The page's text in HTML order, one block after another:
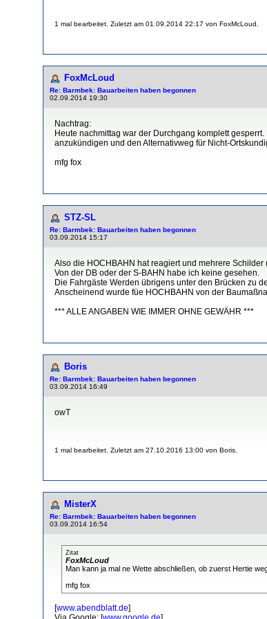
1 mal bearbeitet. Zuletzt am 01.09.2014 22:17 von FoxMcLoud.
FoxMcLoud
Re: Barmbek: Bauarbeiten haben begonnen
02.09.2014 19:30
Nachtrag:
Heute nachmittag war der Durchgang komplett
anzukündigen und den Alternativweg für Nicht-
mfg fox
STZ-SL
Re: Barmbek: Bauarbeiten haben begonnen
03.09.2014 15:17
Also die HOCHBAHN hat reagiert und mehrere
Von der DB oder der S-BAHN habe ich keine gesehen.
Die Fahrgäste Werden übrigens unter den Brücken zu
Anscheinend wurde füe HOCHBAHN von der
*** ALLE ANGABEN WIE IMMER OHNE GEWÄHR ***
Boris
Re: Barmbek: Bauarbeiten haben begonnen
03.09.2014 16:49
owT
1 mal bearbeitet. Zuletzt am 27.10.2016 13:00 von Boris.
MisterX
Re: Barmbek: Bauarbeiten haben begonnen
03.09.2014 16:54
Zitat
FoxMcLoud
Man kann ja mal ne Wette abschließen, ob zuerst Hertie
mfg fox
[www.abendblatt.de]